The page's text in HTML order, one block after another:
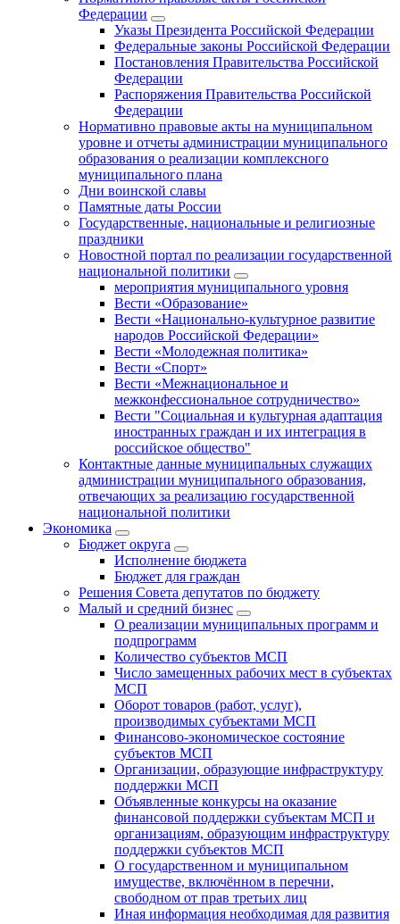
Федерации
Указы Президента Российской Федерации
Федеральные законы Российской Федерации
Постановления Правительства Российской
Федерации
Распоряжения Правительства Российской
Федерации
Нормативно правовые акты на муниципальном
уровне и отчеты администрации муниципального
образования о реализации комплексного
муниципального плана
Дни воинской славы
Памятные даты России
Государственные, национальные и религиозные
праздники
Новостной портал по реализации государственной
национальной политики
мероприятия муниципального уровня
Вести «Образование»
Вести «Национально-культурное развитие
народов Российской Федерации»
Вести «Молодежная политика»
Вести «Спорт»
Вести «Межнациональное и
межконфессиональное сотрудничество»
Вести "Социальная и культурная адаптация
иностранных граждан и их интеграция в
российское общество"
Контактные данные муниципальных служащих
администрации муниципального образования,
отвечающих за реализацию государственной
национальной политики
Экономика
Бюджет округa
Исполнение бюджета
Бюджет для граждан
Решения Совета депутатов по бюджету
Малый и средний бизнес
О реализации муниципальных программ и
подпрограмм
Количество субъектов МСП
Число замещенных рабочих мест в субъектах
МСП
Оборот товаров (работ, услуг),
производимых субъектами МСП
Финансово-экономическое состояние
субъектов МСП
Организации, образующие инфраструктуру
поддержки МСП
Объявленные конкурсы на оказание
финансовой поддержки субъектам МСП и
организациям, образующим инфраструктуру
поддержки субъектов МСП
О государственном и муниципальном
имуществе, включённом в перечни,
свободном от прав третьих лиц
Иная информация необходимая для развития